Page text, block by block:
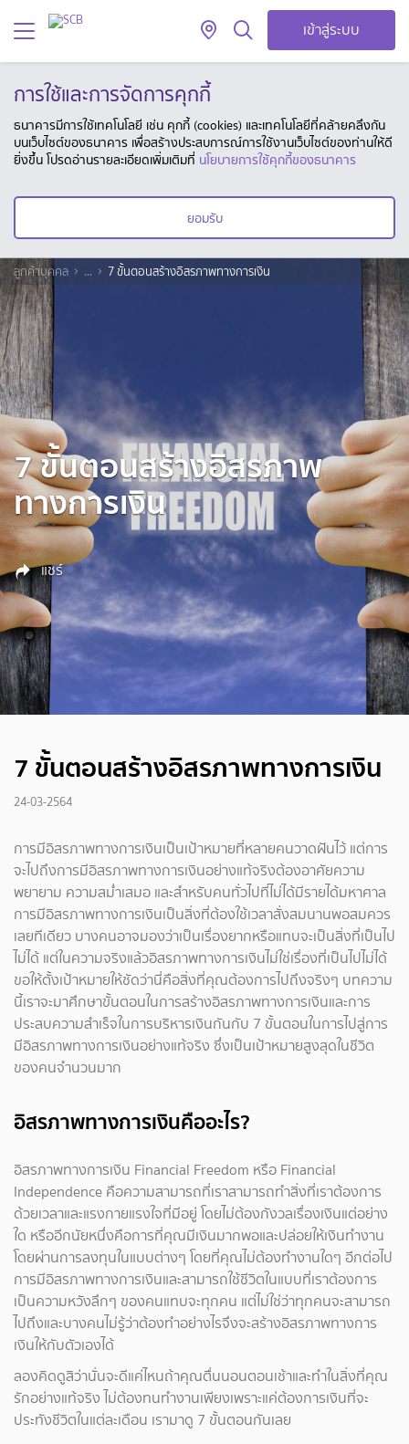
เข้าสู่ระบบ
การใช้และการจัดการคุกกี้
ธนาคารมีการใช้เทคโนโลยี เช่น คุกกี้ (cookies) และเทคโนโลยีที่คล้ายคลึงกัน
บนเว็บไซต์ของธนาคาร เพื่อสร้างประสบการณ์การใช้งานเว็บไซต์ของท่านให้ดี
ยิ่งขึ้น โปรดอ่านรายละเอียดเพิ่มเติมที่ นโยบายการใช้คุกกี้ของธนาคาร
ยอมรับ
ลูกค้าบุคคล ... 7 ขั้นตอนสร้างอิสรภาพทางการเงิน
7 ขั้นตอนสร้างอิสรภาพ
ทางการเงิน
แชร์
7 ขั้นตอนสร้างอิสรภาพทางการเงิน
24-03-2564
การมีอิสรภาพทางการเงินเป็นเป้าหมายที่หลายคนวาดฝันไว้ แต่การ
จะไปถึงการมีอิสรภาพทางการเงินอย่างแท้จริงต้องอาศัยความ
พยายาม ความสม่ำเสมอ และสำหรับคนทั่วไปที่ไม่ได้มีรายได้มหาศาล
การมีอิสรภาพทางการเงินเป็นสิ่งที่ต้องใช้เวลาสั่งสมนานพอสมควร
เลยทีเดียว บางคนอาจมองว่าเป็นเรื่องยากหรือแทบจะเป็นสิ่งที่เป็นไป
ไม่ได้ แต่ในความจริงแล้วอิสรภาพทางการเงินไม่ใช่เรื่องที่เป็นไปไม่ได้
ขอให้ตั้งเป้าหมายให้ชัดว่านี่คือสิ่งที่คุณต้องการไปถึงจริงๆ บทความ
นี้เราจะมาศึกษาขั้นตอนในการสร้างอิสรภาพทางการเงินและการ
ประสบความสำเร็จในการบริหารเงินกันกับ 7 ขั้นตอนในการไปสู่การ
มีอิสรภาพทางการเงินอย่างแท้จริง ซึ่งเป็นเป้าหมายสูงสุดในชีวิต
ของคนจำนวนมาก
อิสรภาพทางการเงินคืออะไร?
อิสรภาพทางการเงิน Financial Freedom หรือ Financial
Independence คือความสามารถที่เราสามารถทำสิ่งที่เราต้องการ
ด้วยเวลาและแรงกายแรงใจที่มีอยู่ โดยไม่ต้องกังวลเรื่องเงินแต่อย่าง
ใด หรืออีกนัยหนึ่งคือการที่คุณมีเงินมากพอและปล่อยให้เงินทำงาน
โดยผ่านการลงทุนในแบบต่างๆ โดยที่คุณไม่ต้องทำงานใดๆ อีกต่อไป
การมีอิสรภาพทางการเงินและสามารถใช้ชีวิตในแบบที่เราต้องการ
เป็นความหวังลึกๆ ของคนแทบจะทุกคน แต่ไม่ใช่ว่าทุกคนจะสามารถ
ไปถึงและบางคนไม่รู้ว่าต้องทำอย่างไรจึงจะสร้างอิสรภาพทางการ
เงินให้กับตัวเองได้
ลองคิดดูสิว่านั่นจะดีแค่ไหนถ้าคุณตื่นนอนตอนเช้าและทำในสิ่งที่คุณ
รักอย่างแท้จริง ไม่ต้องทนทำงานเพียงเพราะแค่ต้องการเงินที่จะ
ประทังชีวิตในแต่ละเดือน เรามาดู 7 ขั้นตอนกันเลย